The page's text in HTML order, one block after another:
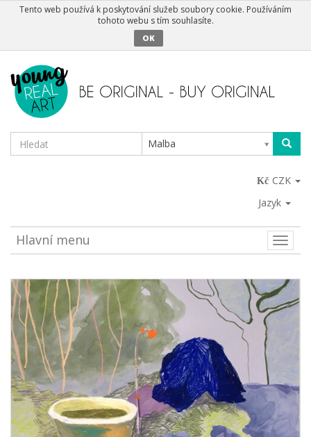
Tento web používá k poskytování služeb soubory cookie. Používáním
tohoto webu s tím souhlasíte.
OK
Malba
CZK
Jazyk
Toggle
Hlavní menu